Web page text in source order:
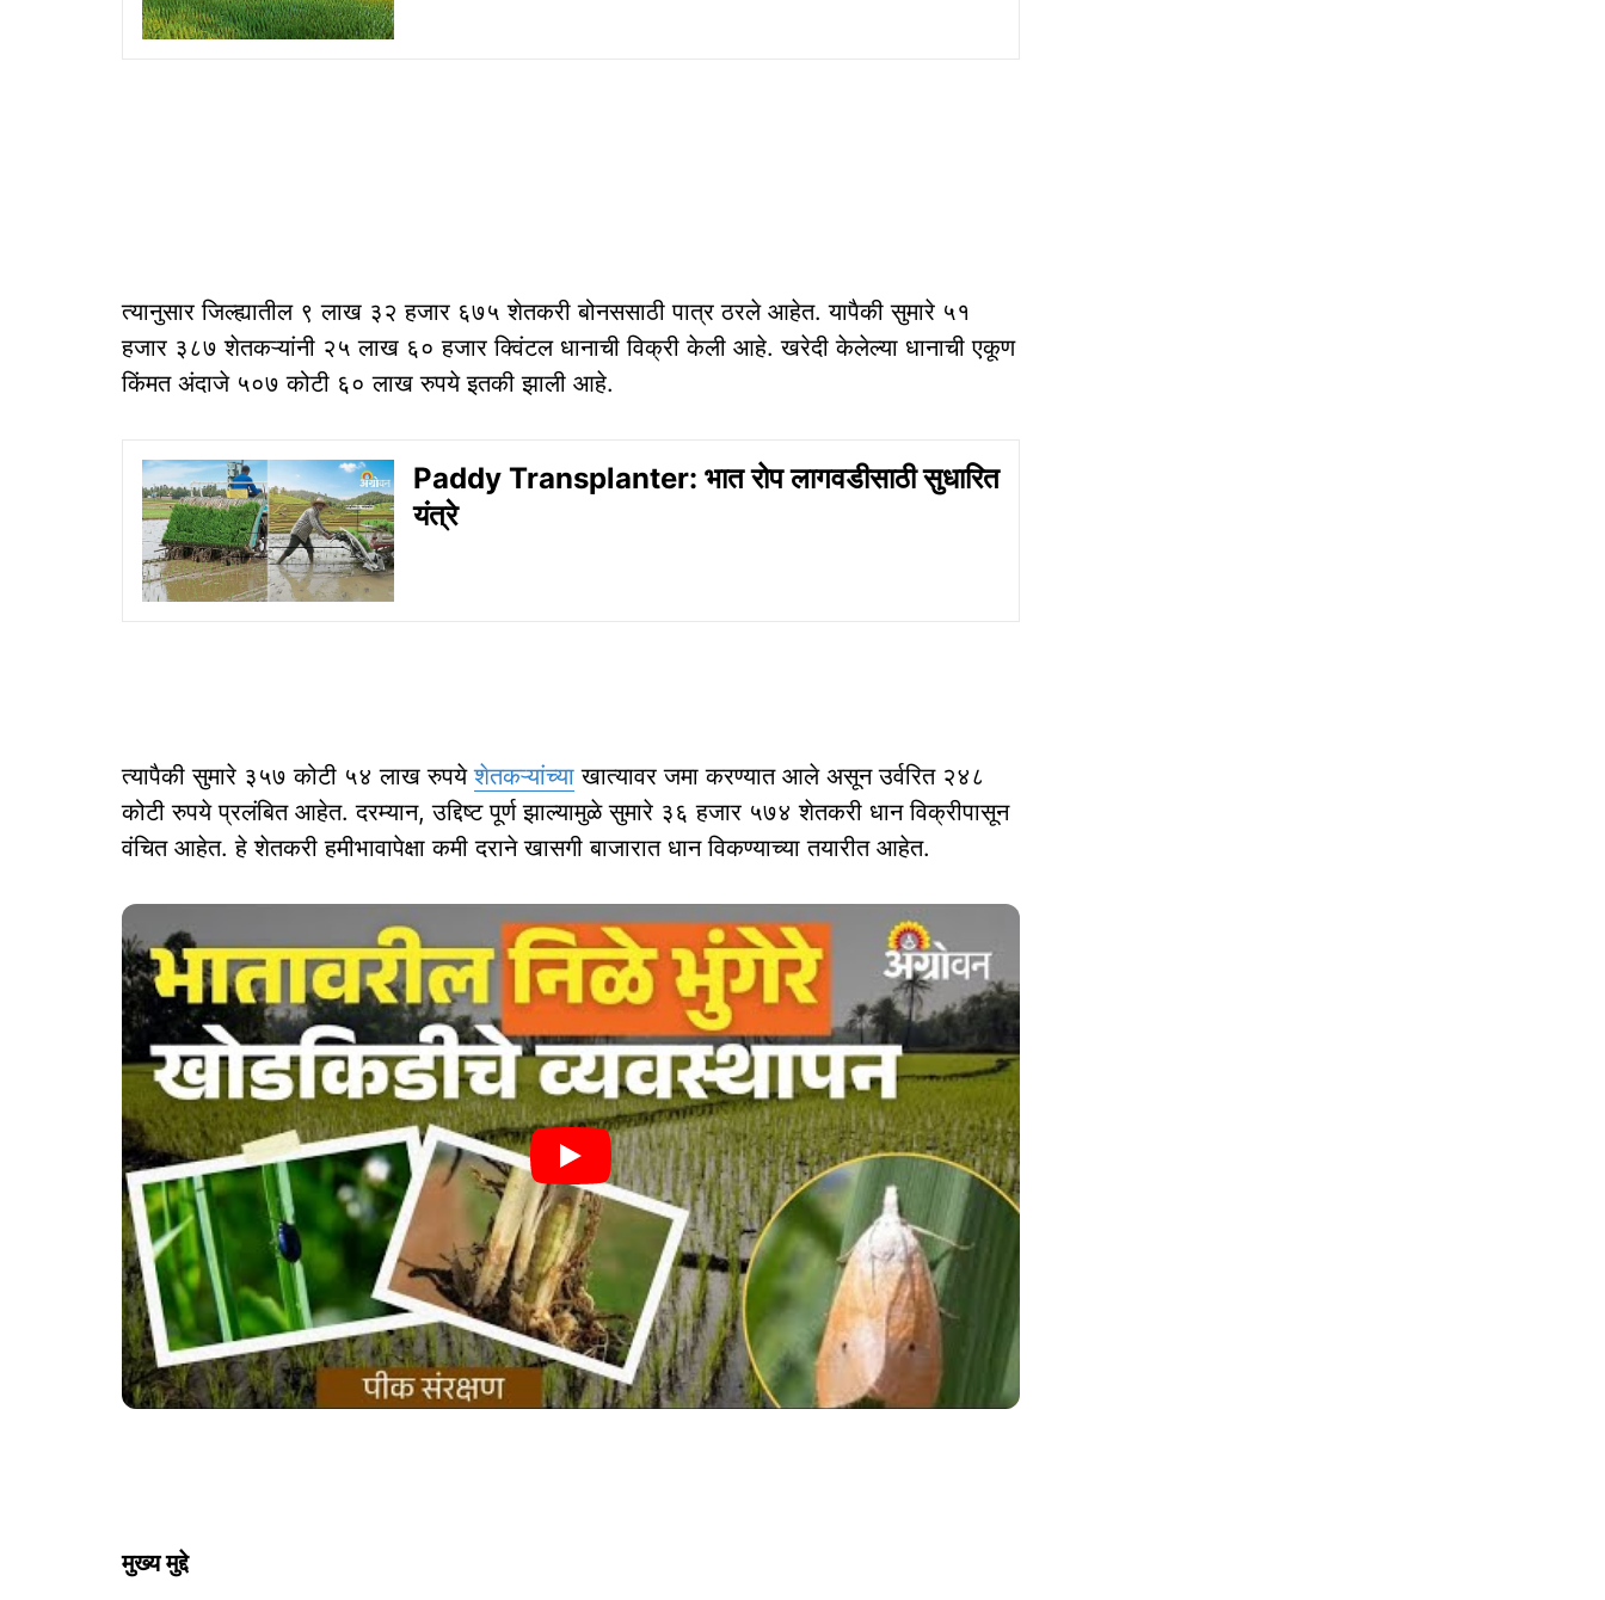
त्यानुसार जिल्ह्यातील ९ लाख ३२ हजार ६७५ शेतकरी बोनससाठी पात्र ठरले आहेत. यापैकी सुमारे ५१
हजार ३८७ शेतकऱ्यांनी २५ लाख ६० हजार क्विंटल धानाची विक्री केली आहे. खरेदी केलेल्या धानाची एकूण
किंमत अंदाजे ५०७ कोटी ६० लाख रुपये इतकी झाली आहे.
Paddy Transplanter: भात रोप लागवडीसाठी सुधारित
यंत्रे
त्यापैकी सुमारे ३५७ कोटी ५४ लाख रुपयेशेतकऱ्यांच्या खात्यावर जमा करण्यात आले असून उर्वरित २४८
कोटी रुपये प्रलंबित आहेत. दरम्यान, उद्दिष्ट पूर्ण झाल्यामुळे सुमारे ३६ हजार ५७४ शेतकरी धान विक्रीपासून
वंचित आहेत. हे शेतकरी हमीभावापेक्षा कमी दराने खासगी बाजारात धान विकण्याच्या तयारीत आहेत.
मुख्य मुद्दे